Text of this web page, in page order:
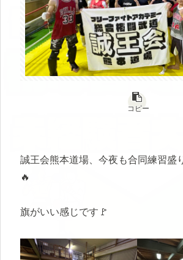
コピー
誠王会熊本道場、今夜も合同練習盛
🔥
旗がいい感じです🚩